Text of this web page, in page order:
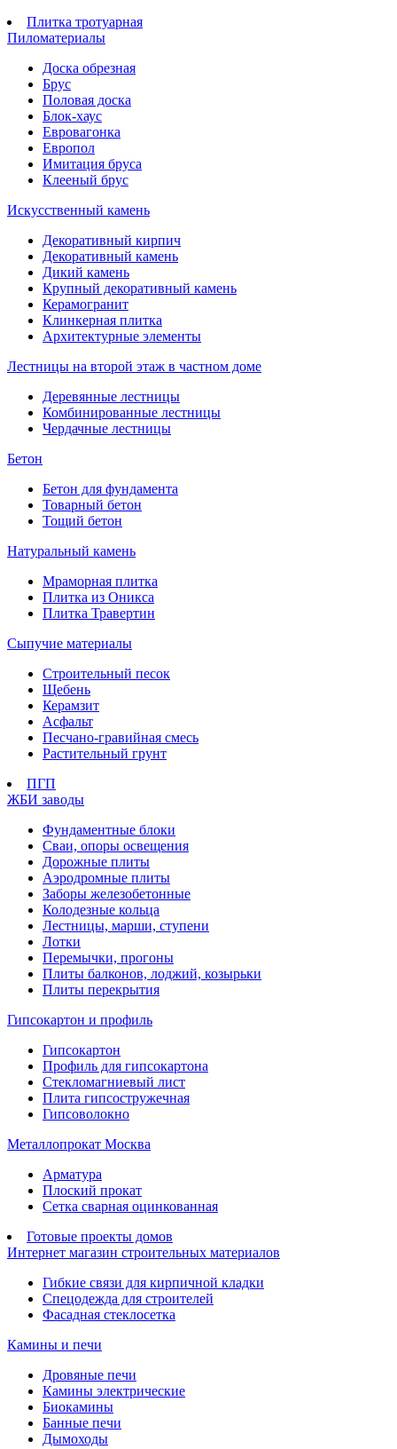
Плитка тротуарная
Пиломатериалы
Доска обрезная
Брус
Половая доска
Блок-хаус
Евровагонка
Европол
Имитация бруса
Клееный брус
Искусственный камень
Декоративный кирпич
Декоративный камень
Дикий камень
Крупный декоративный камень
Керамогранит
Клинкерная плитка
Архитектурные элементы
Лестницы на второй этаж в частном доме
Деревянные лестницы
Комбинированные лестницы
Чердачные лестницы
Бетон
Бетон для фундамента
Товарный бетон
Тощий бетон
Натуральный камень
Мраморная плитка
Плитка из Оникса
Плитка Травертин
Сыпучие материалы
Строительный песок
Щебень
Керамзит
Асфальт
Песчано-гравийная смесь
Растительный грунт
ПГП
ЖБИ заводы
Фундаментные блоки
Сваи, опоры освещения
Дорожные плиты
Аэродромные плиты
Заборы железобетонные
Колодезные кольца
Лестницы, марши, ступени
Лотки
Перемычки, прогоны
Плиты балконов, лоджий, козырьки
Плиты перекрытия
Гипсокартон и профиль
Гипсокартон
Профиль для гипсокартона
Стекломагниевый лист
Плита гипсостружечная
Гипсоволокно
Металлопрокат Москва
Арматура
Плоский прокат
Сетка сварная оцинкованная
Готовые проекты домов
Интернет магазин строительных материалов
Гибкие связи для кирпичной кладки
Спецодежда для строителей
Фасадная стеклосетка
Камины и печи
Дровяные печи
Камины электрические
Биокамины
Банные печи
Дымоходы